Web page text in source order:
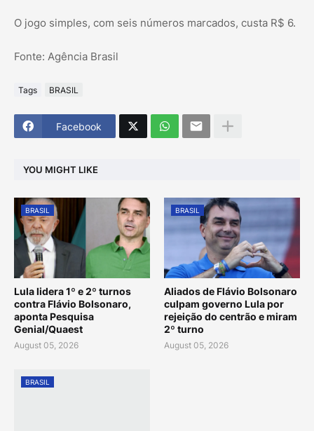
O jogo simples, com seis números marcados, custa R$ 6.
Fonte: Agência Brasil
Tags BRASIL
Facebook
YOU MIGHT LIKE
BRASIL
Lula lidera 1º e 2º turnos
contra Flávio Bolsonaro,
aponta Pesquisa
Genial/Quaest
August 05, 2026
BRASIL
Aliados de Flávio Bolsonaro
culpam governo Lula por
rejeição do centrão e miram
2º turno
August 05, 2026
BRASIL